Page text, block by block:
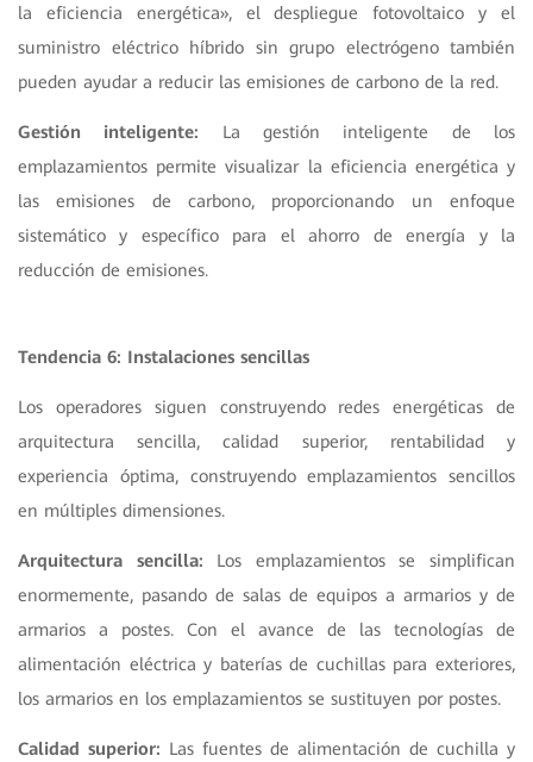
la eficiencia energética», el despliegue fotovoltaico y el
suministro eléctrico híbrido sin grupo electrógeno también
pueden ayudar a reducir las emisiones de carbono de la red.
Gestión inteligente: La gestión inteligente de los
emplazamientos permite visualizar la eficiencia energética y
las emisiones de carbono, proporcionando un enfoque
sistemático y específico para el ahorro de energía y la
reducción de emisiones.
Tendencia 6: Instalaciones sencillas
Los operadores siguen construyendo redes energéticas de
arquitectura sencilla, calidad superior, rentabilidad y
experiencia óptima, construyendo emplazamientos sencillos
en múltiples dimensiones.
Arquitectura sencilla: Los emplazamientos se simplifican
enormemente, pasando de salas de equipos a armarios y de
armarios a postes. Con el avance de las tecnologías de
alimentación eléctrica y baterías de cuchillas para exteriores,
los armarios en los emplazamientos se sustituyen por postes.
Calidad superior: Las fuentes de alimentación de cuchilla y